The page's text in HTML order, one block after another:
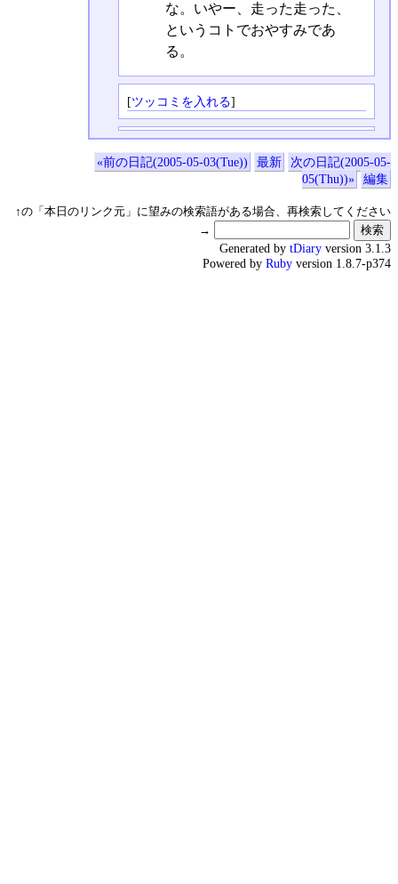
な。いやー、走った走った、
というコトでおやすみであ
る。
[ツッコミを入れる]
«前の日記(2005-05-03(Tue)) 最新
次の日記(2005-05-
05(Thu))»
編集
↑の「本日のリンク元」に望みの検索語がある場合、再検索してください
→
Generated by tDiary version 3.1.3
Powered by Ruby version 1.8.7-p374